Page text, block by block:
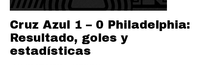
Cruz Azul 1 – 0 Philadelphia:
Resultado, goles y
estadísticas